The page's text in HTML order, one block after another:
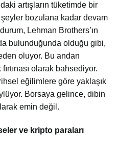
artışların tüketimde bir
bozulana kadar devam
Lehman Brothers’ın
bulunduğunda olduğu gibi,
oluyor. Bu andan
olarak bahsediyor.
eğilimlere göre yaklaşık
Borsaya gelince, dibin
emin değil.
ve kripto paraları